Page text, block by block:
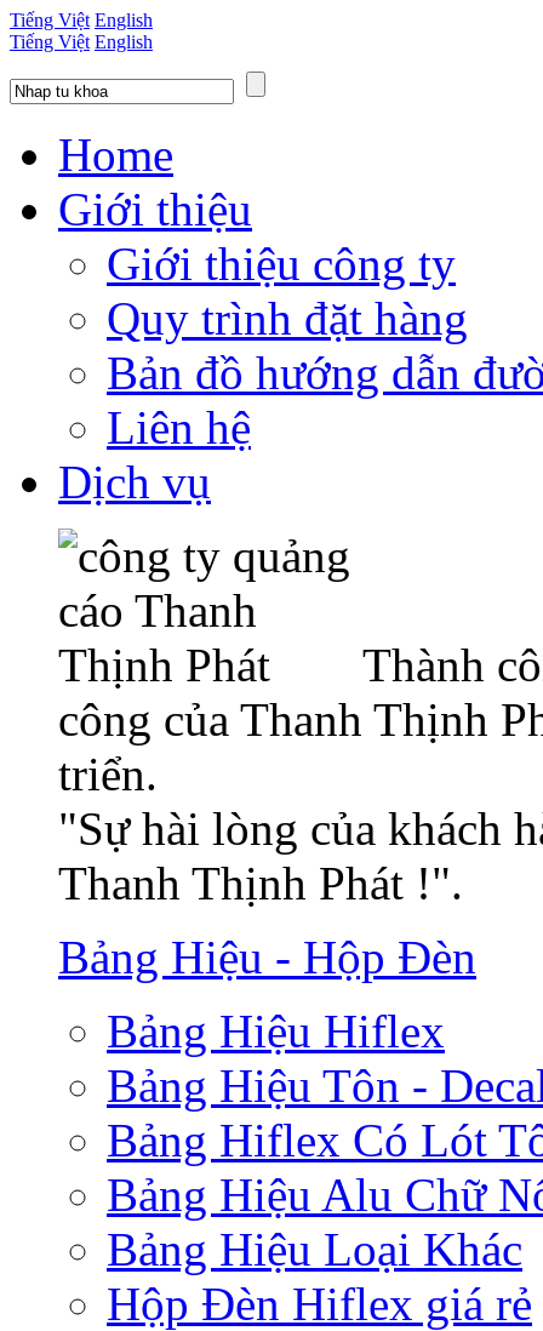
Tiếng Việt English
Tiếng Việt English
Home
Giới thiệu
Giới thiệu công ty
Quy trình đặt hàng
Bản đồ hướng dẫn
Liên hệ
Dịch vụ
Thành
công của Thanh Thịnh
triển.
"Sự hài lòng của khách
Thanh Thịnh Phát !".
Bảng Hiệu - Hộp Đèn
Bảng Hiệu Hiflex
Bảng Hiệu Tôn -
Bảng Hiflex Có Lót
Bảng Hiệu Alu Chữ
Bảng Hiệu Loại Khác
Hộp Đèn Hiflex giá rẻ